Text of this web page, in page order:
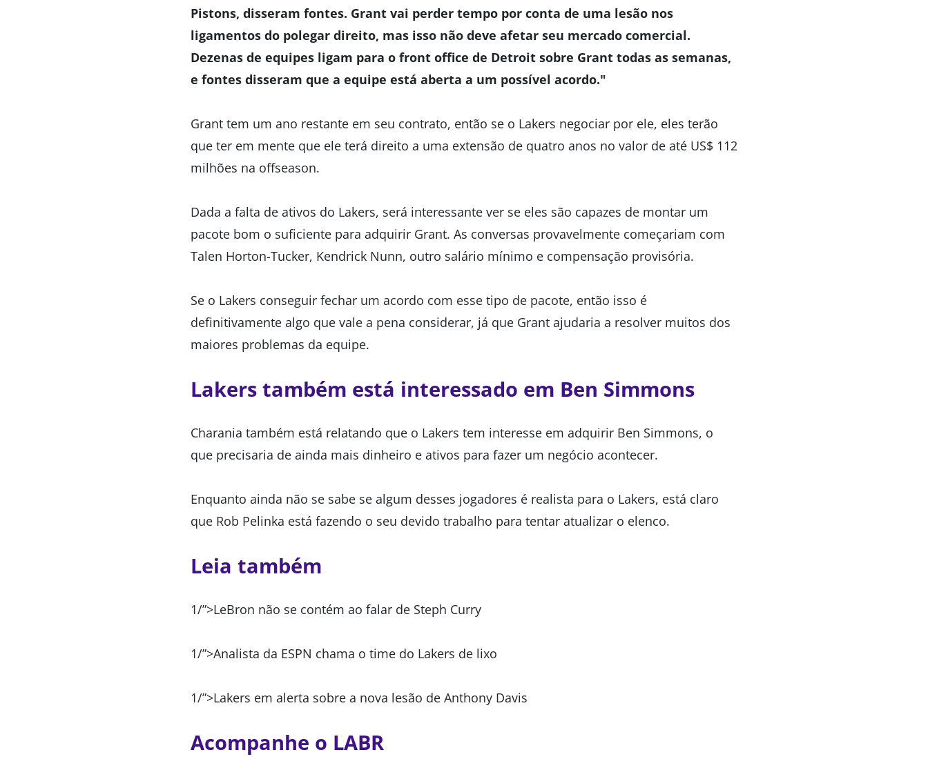
Pistons, disseram fontes. Grant vai perder tempo por conta de uma lesão nos
ligamentos do polegar direito, mas isso não deve afetar seu mercado comercial.
Dezenas de equipes ligam para o front office de Detroit sobre Grant todas as semanas,
e fontes disseram que a equipe está aberta a um possível acordo."
Grant tem um ano restante em seu contrato, então se o Lakers negociar por ele, eles terão
que ter em mente que ele terá direito a uma extensão de quatro anos no valor de até US$ 112
milhões na offseason.
Dada a falta de ativos do Lakers, será interessante ver se eles são capazes de montar um
pacote bom o suficiente para adquirir Grant. As conversas provavelmente começariam com
Talen Horton-Tucker, Kendrick Nunn, outro salário mínimo e compensação provisória.
Se o Lakers conseguir fechar um acordo com esse tipo de pacote, então isso é
definitivamente algo que vale a pena considerar, já que Grant ajudaria a resolver muitos dos
maiores problemas da equipe.
Lakers também está interessado em Ben Simmons
Charania também está relatando que o Lakers tem interesse em adquirir Ben Simmons, o
que precisaria de ainda mais dinheiro e ativos para fazer um negócio acontecer.
Enquanto ainda não se sabe se algum desses jogadores é realista para o Lakers, está claro
que Rob Pelinka está fazendo o seu devido trabalho para tentar atualizar o elenco.
Leia também
1/”>LeBron não se contém ao falar de Steph Curry
1/”>Analista da ESPN chama o time do Lakers de lixo
1/”>Lakers em alerta sobre a nova lesão de Anthony Davis
Acompanhe o LABR